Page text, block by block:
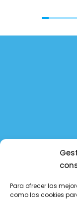
Para ofrecer las
como las cookies